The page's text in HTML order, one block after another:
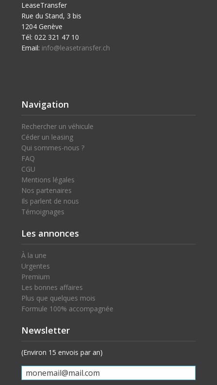
LeaseTransfer
Rue du Stand, 3 bis
1204 Genève
Tél: 022 321 47 10
Email: info@leasetransfer.ch
Navigation
Rechercher un véhicule
Céder un leasing
Qui sommes-nous ?
FAQ
CGU
Mentions légales
Nos partenaires
Ils parlent de nous
Témoignages
Les annonces
À la une
Urgentes
Premium
Les bonnes affaires
Plus que quelques mois
Formule 100% accompagnée
Newsletter
(Environ 15 envois par an)